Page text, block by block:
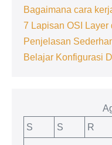
Bagaimana cara
7 Lapisan OSI Layer
Penjelasan
Belajar Konfigurasi
S
S R